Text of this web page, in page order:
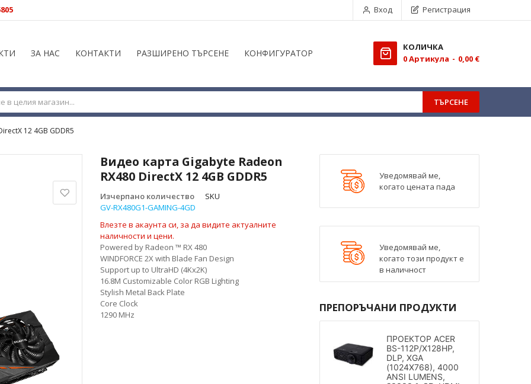
Вход Регистрация
ЗА НАС КОНТАКТИ РАЗШИРЕНО ТЪРСЕНЕ КОНФИГУРАТОР
КОЛИЧКА
0Aртикула 0,00 €
ТЪРСЕНЕ
12 4GB GDDR5
Видео карта Gigabyte Radeon
RX480 DirectX 12 4GB GDDR5
Изчерпано количество
SKU
GV-RX480G1-GAMING-4GD
Влезте в акаунта си, за да видите актуалните
наличности и цени.
Powered by Radeon ™ RX 480
WINDFORCE 2X with Blade Fan Design
Support up to UltraHD (4Kx2K)
16.8M Customizable Color RGB Lighting
Stylish Metal Back Plate
Core Clock
1290 MHz
Уведомявай ме,
когато цената пада
Уведомявай ме,
когато този продукт е
в наличност
ПРЕПОРЪЧАНИ ПРОДУКТИ
ПРОЕКТОР ACER
BS-112P/X128HP,
DLP, XGA
(1024X768), 4000
ANSI LUMENS,